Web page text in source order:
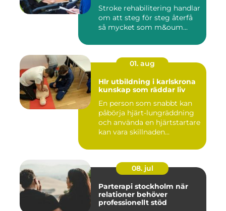
Stroke rehabilitering handlar
om att steg för steg återfå
så mycket som m&oum...
01. aug
Hlr utbildning i karlskrona
kunskap som räddar liv
En person som snabbt kan
påbörja hjärt-lungräddning
och använda en hjärtstartare
kan vara skillnaden...
08. jul
Parterapi stockholm när
relationer behöver
professionellt stöd